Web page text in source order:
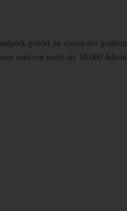
gehört zu einem der größten
sind vor mehr als 10.000 Jahren